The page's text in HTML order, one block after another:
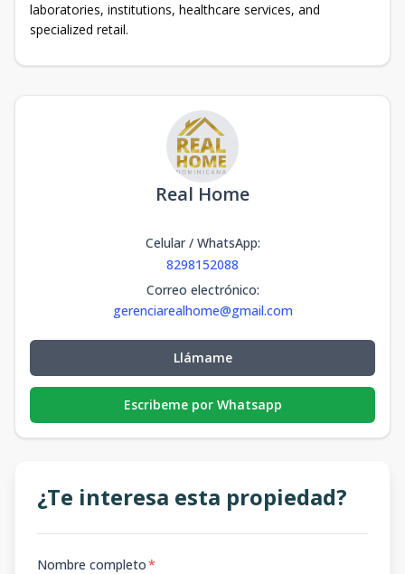
laboratories, institutions, healthcare services, and
specialized retail.
Real Home
Celular / WhatsApp:
8298152088
Correo electrónico:
gerenciarealhome@gmail.com
Llámame
Escribeme por Whatsapp
¿Te interesa esta propiedad?
Nombre completo*